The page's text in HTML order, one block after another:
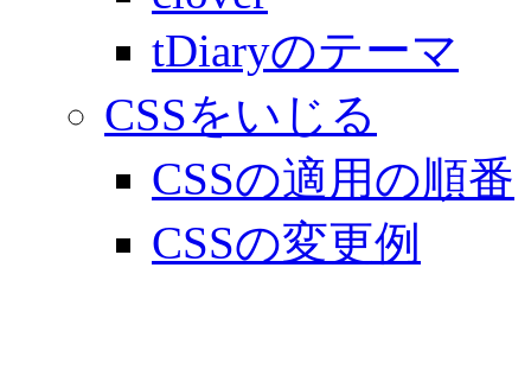
tDiaryのテーマ
CSSをいじる
CSSの適用の順番
CSSの変更例